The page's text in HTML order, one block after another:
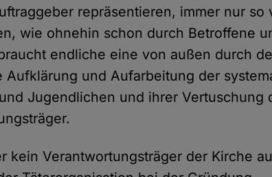
repräsentieren, immer nur so
wie ohnehin schon durch Betroffene
endliche eine von außen durch
Aufklärung und Aufarbeitung der
Jugendlichen und ihrer Vertuschung
kein Verantwortungsträger der Kirche